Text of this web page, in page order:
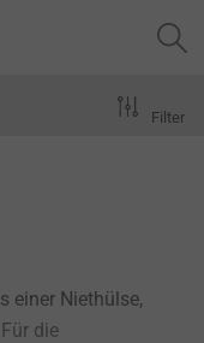
einer Niethülse,
die
Filter